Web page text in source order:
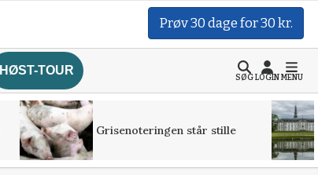
Prøv 30 dage for 30 kr.
HØST-TOUR
SØGLOGINMENU
Grisenoteringen står stille